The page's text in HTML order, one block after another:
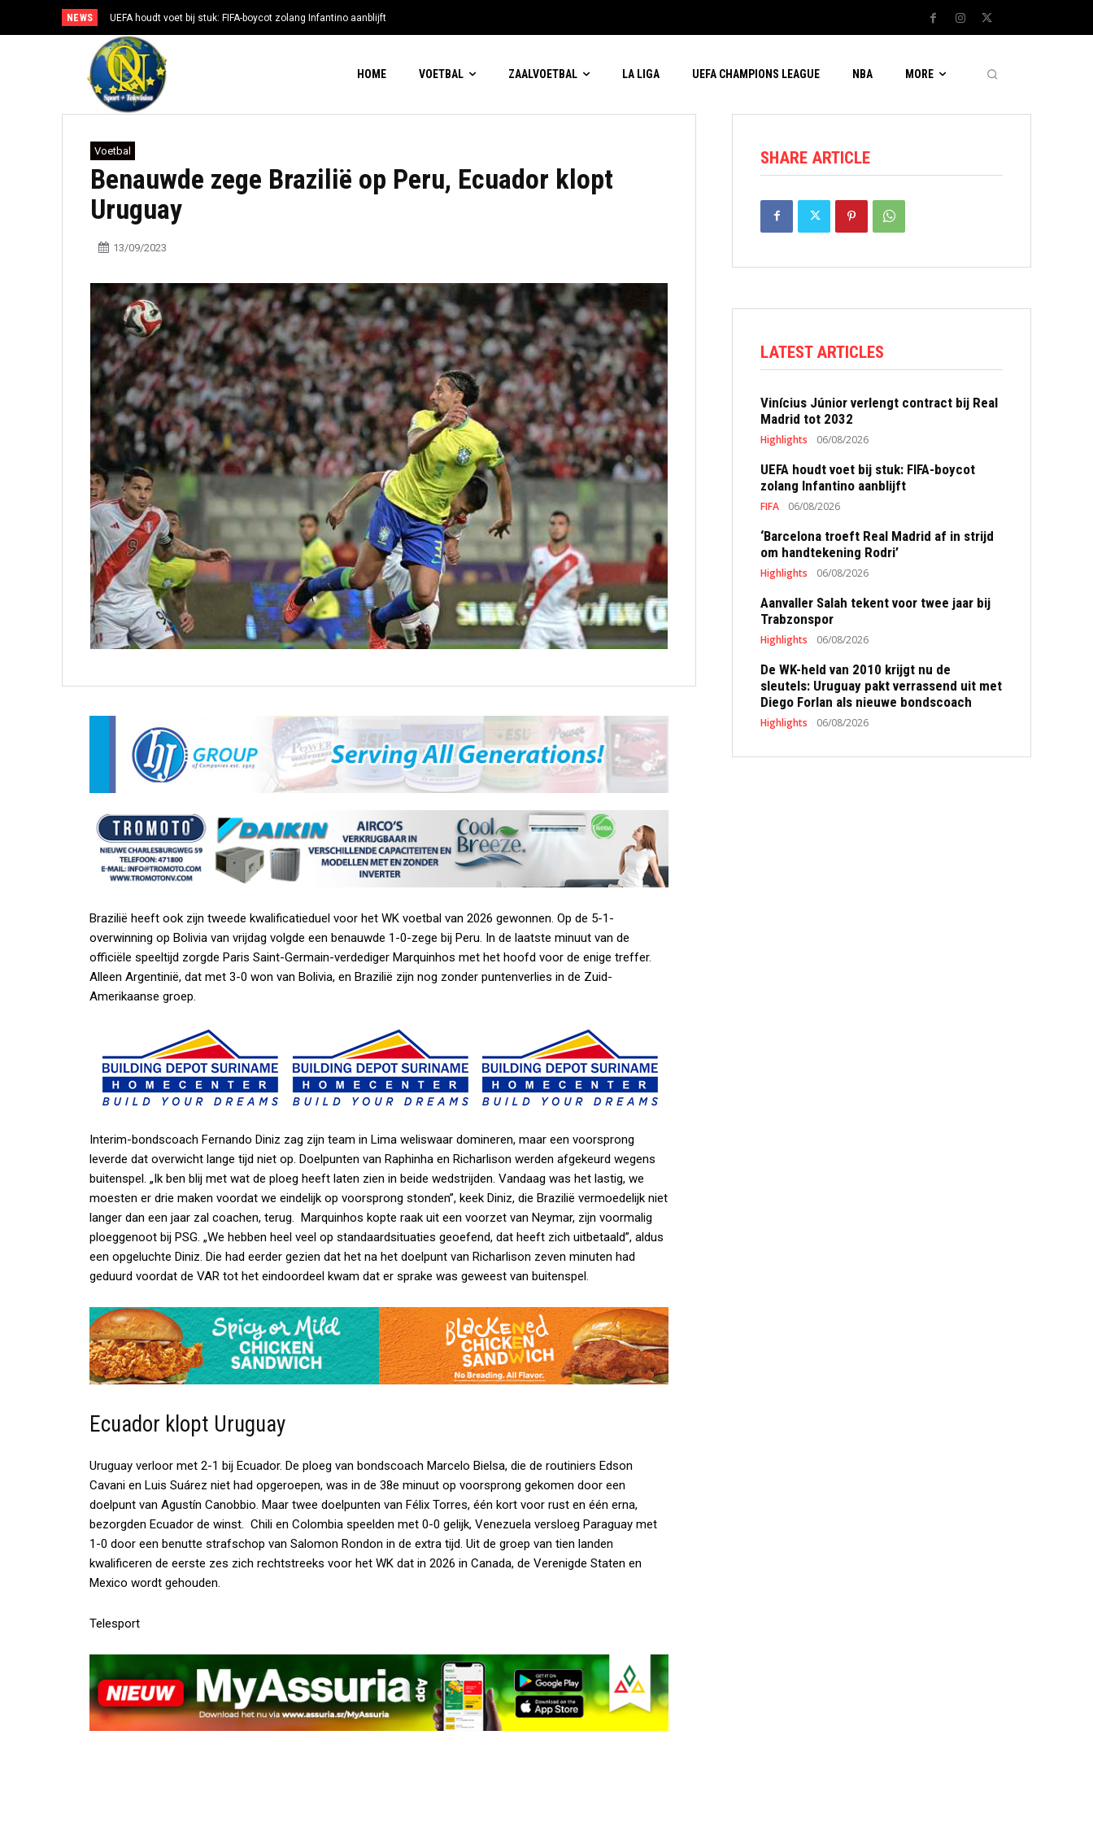
NEWS UEFA houdt voet bij stuk: FIFA-boycot zolang Infantino aanblijft
HOME VOETBAL ZAALVOETBAL LA LIGA UEFA CHAMPIONS LEAGUE NBA MORE
Voetbal
Benauwde zege Brazilië op Peru, Ecuador klopt
Uruguay
13/09/2023
Brazilië heeft ook zijn tweede kwalificatieduel voor het WK voetbal van 2026 gewonnen. Op de 5-1-
overwinning op Bolivia van vrijdag volgde een benauwde 1-0-zege bij Peru. In de laatste minuut van de
officiële speeltijd zorgde Paris Saint-Germain-verdediger Marquinhos met het hoofd voor de enige treffer.
Alleen Argentinië, dat met 3-0 won van Bolivia, en Brazilië zijn nog zonder puntenverlies in de Zuid-
Amerikaanse groep.
Interim-bondscoach Fernando Diniz zag zijn team in Lima weliswaar domineren, maar een voorsprong
leverde dat overwicht lange tijd niet op. Doelpunten van Raphinha en Richarlison werden afgekeurd wegens
buitenspel. „Ik ben blij met wat de ploeg heeft laten zien in beide wedstrijden. Vandaag was het lastig, we
moesten er drie maken voordat we eindelijk op voorsprong stonden”, keek Diniz, die Brazilië vermoedelijk niet
langer dan een jaar zal coachen, terug. Marquinhos kopte raak uit een voorzet van Neymar, zijn voormalig
ploeggenoot bij PSG. „We hebben heel veel op standaardsituaties geoefend, dat heeft zich uitbetaald”, aldus
een opgeluchte Diniz. Die had eerder gezien dat het na het doelpunt van Richarlison zeven minuten had
geduurd voordat de VAR tot het eindoordeel kwam dat er sprake was geweest van buitenspel.
Ecuador klopt Uruguay
Uruguay verloor met 2-1 bij Ecuador. De ploeg van bondscoach Marcelo Bielsa, die de routiniers Edson
Cavani en Luis Suárez niet had opgeroepen, was in de 38e minuut op voorsprong gekomen door een
doelpunt van Agustín Canobbio. Maar twee doelpunten van Félix Torres, één kort voor rust en één erna,
bezorgden Ecuador de winst. Chili en Colombia speelden met 0-0 gelijk, Venezuela versloeg Paraguay met
1-0 door een benutte strafschop van Salomon Rondon in de extra tijd. Uit de groep van tien landen
kwalificeren de eerste zes zich rechtstreeks voor het WK dat in 2026 in Canada, de Verenigde Staten en
Mexico wordt gehouden.
Telesport
SHARE ARTICLE
LATEST ARTICLES
Vinícius Júnior verlengt contract bij Real
Madrid tot 2032
Highlights 06/08/2026
UEFA houdt voet bij stuk: FIFA-boycot
zolang Infantino aanblijft
FIFA 06/08/2026
‘Barcelona troeft Real Madrid af in strijd
om handtekening Rodri’
Highlights 06/08/2026
Aanvaller Salah tekent voor twee jaar bij
Trabzonspor
Highlights 06/08/2026
De WK-held van 2010 krijgt nu de
sleutels: Uruguay pakt verrassend uit met
Diego Forlan als nieuwe bondscoach
Highlights 06/08/2026